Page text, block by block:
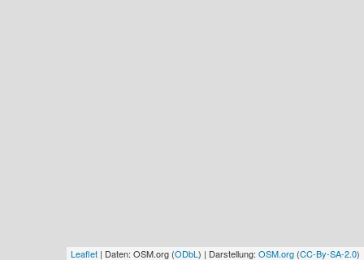
Leaflet | Daten: OSM.org (ODbL ) | Darstellung: OSM.org (CC-By-SA-2.0)